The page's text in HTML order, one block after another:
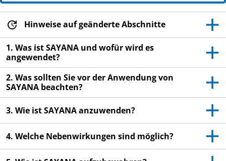
Dieses Arzneimittel wurde Ihnen persönlich
verschrieben. Geben Sie es nicht an Dritte weiter.
Es kann anderen Menschen schaden.
Wenn Sie Nebenwirkungen bemerken, wenden Sie
sich an Ihren Arzt, Apotheker oder das
medizinische Fachpersonal. Dies gilt auch für
Nebenwirkungen, die nicht in dieser
Packungsbeilage angegeben sind. Siehe Abschnitt
4.
Hinweise auf geänderte Abschnitte
1. Was ist SAYANA und wofür wird es
angewendet?
2. Was sollten Sie vor der Anwendung von
SAYANA beachten?
3. Wie ist SAYANA anzuwenden?
4. Welche Nebenwirkungen sind möglich?